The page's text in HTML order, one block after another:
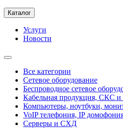
Каталог
Услуги
Новости
Все категории
Сетевое оборудование
Беспроводное сетевое
Кабельная продукция, СКС
Компьютеры, ноутбуки,
VoIP телефония, IP
Серверы и СХД